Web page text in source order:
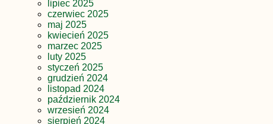
lipiec 2025
czerwiec 2025
maj 2025
kwiecień 2025
marzec 2025
luty 2025
styczeń 2025
grudzień 2024
listopad 2024
październik 2024
wrzesień 2024
sierpień 2024